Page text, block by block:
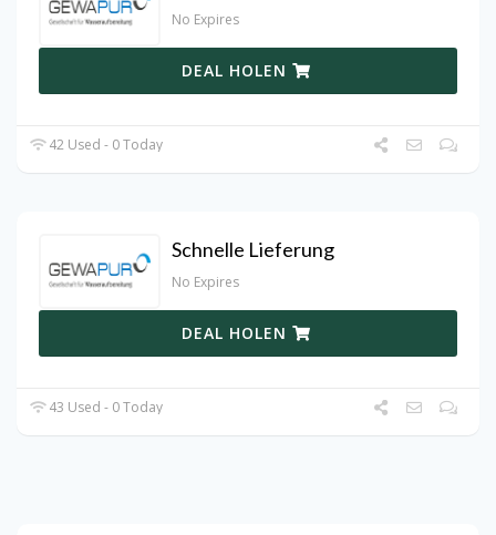
No Expires
DEAL HOLEN
42 Used - 0 Today
Schnelle Lieferung
No Expires
DEAL HOLEN
43 Used - 0 Today